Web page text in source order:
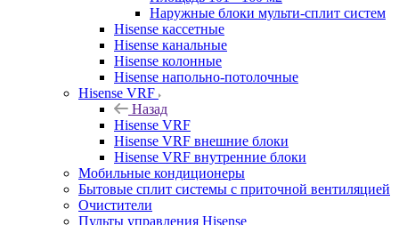
Наружные блоки мульти-сплит систем
Hisense кассетные
Hisense канальные
Hisense колонные
Hisense напольно-потолочные
Hisense VRF
Назад
Hisense VRF
Hisense VRF внешние блоки
Hisense VRF внутренние блоки
Мобильные кондиционеры
Бытовые сплит системы с приточной вентиляцией
Очистители
Пульты управления Hisense